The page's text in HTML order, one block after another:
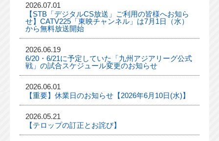
2026.07.01
【STB「デジタルCS放送」ご利用の皆様へお知ら
せ】CATV225「東映チャンネル」は7月1日（水）
から無料放送開始
2026.06.19
6/20・6/21に予定していた「九州アジアリーグ公式
戦」の試合スケジュール変更のお知らせ
2026.06.01
【重要】休業日のお知らせ【2026年6月10日(水)】
2026.05.21
【テロップの訂正とお詫び】